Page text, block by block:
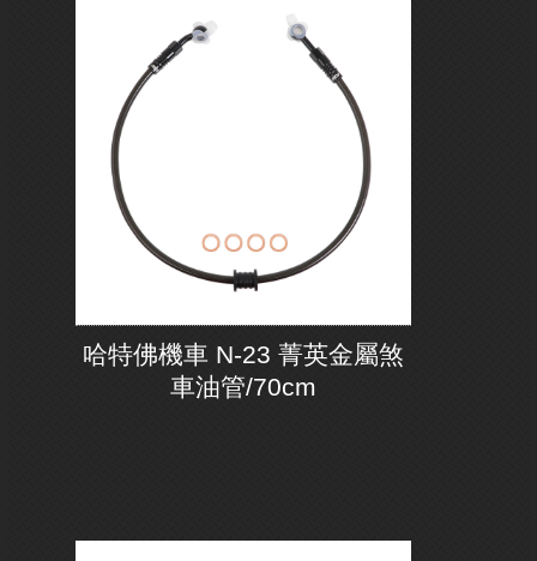
哈特佛機車 N-23 菁英金屬煞
車油管/70cm